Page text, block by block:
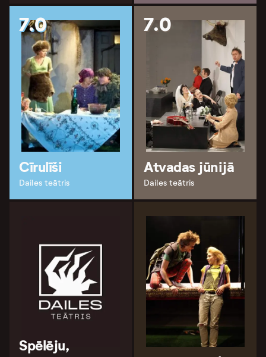
7.0
Cīrulīši
Dailes teātris
7.0
Atvadas jūnijā
Dailes teātris
Spēlēju,